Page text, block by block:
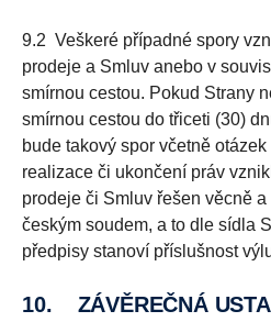
9.2 Veškeré případné spory
prodeje a Smluv anebo v
smírnou cestou. Pokud Strany
smírnou cestou do třiceti (30)
bude takový spor včetně
realizace či ukončení práv
prodeje či Smluv řešen věcně
českým soudem, a to dle sídla
předpisy stanoví příslušnost
10. ZÁVĚREČNÁ